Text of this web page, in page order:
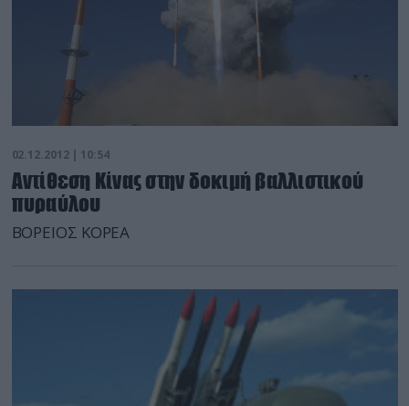
02.12.2012 | 10:54
Αντίθεση Κίνας στην δοκιμή βαλλιστικού
πυραύλου
ΒΟΡΕΙΟΣ ΚΟΡΕΑ